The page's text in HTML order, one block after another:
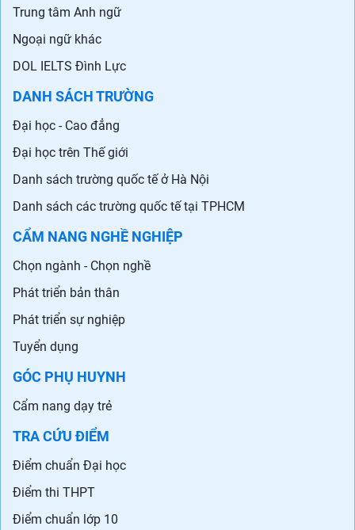
Trung tâm Anh ngữ
Ngoại ngữ khác
DOL IELTS Đình Lực
DANH SÁCH TRƯỜNG
Đại học - Cao đẳng
Đại học trên Thế giới
Danh sách trường quốc tế ở Hà Nội
Danh sách các trường quốc tế tại TPHCM
CẨM NANG NGHỀ NGHIỆP
Chọn ngành - Chọn nghề
Phát triển bản thân
Phát triển sự nghiệp
Tuyển dụng
GÓC PHỤ HUYNH
Cẩm nang dạy trẻ
TRA CỨU ĐIỂM
Điểm chuẩn Đại học
Điểm thi THPT
Điểm chuẩn lớp 10